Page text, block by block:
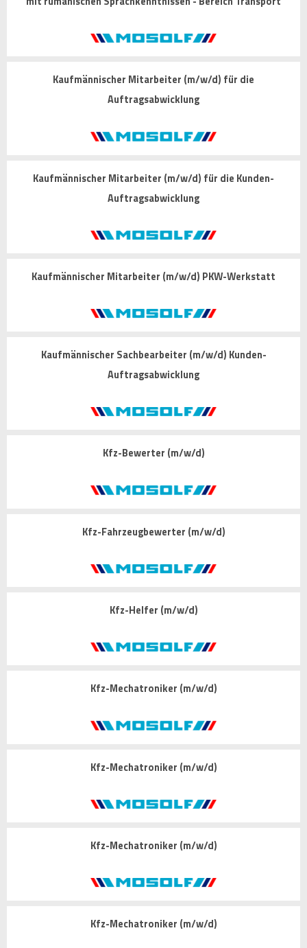
Kaufmännischer Mitarbeiter (m/w/d) für die
Auftragsabwicklung
Kaufmännischer Mitarbeiter (m/w/d) für die Kunden-
Auftragsabwicklung
Kaufmännischer Mitarbeiter (m/w/d) PKW-Werkstatt
Kaufmännischer Sachbearbeiter (m/w/d) Kunden-
Auftragsabwicklung
Kfz-Bewerter (m/w/d)
Kfz-Fahrzeugbewerter (m/w/d)
Kfz-Helfer (m/w/d)
Kfz-Mechatroniker (m/w/d)
Kfz-Mechatroniker (m/w/d)
Kfz-Mechatroniker (m/w/d)
Kfz-Mechatroniker (m/w/d)